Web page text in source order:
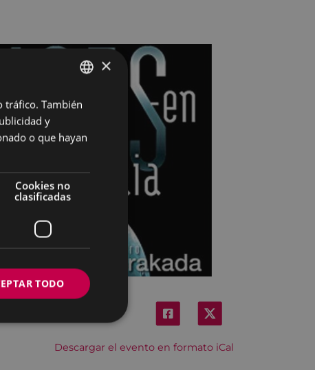
Descargar el evento en formato iCal
BASQUE
×
tráfico. También
y
o que hayan
Cookies no
clasificadas
TODO